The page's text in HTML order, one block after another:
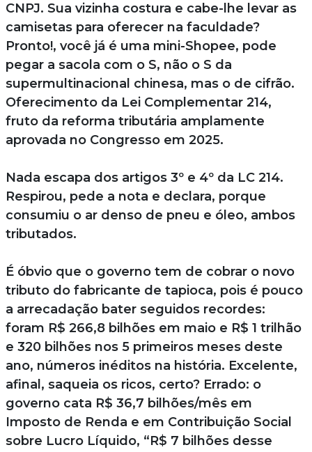
CNPJ. Sua vizinha costura e cabe-lhe levar as
camisetas para oferecer na faculdade?
Pronto!, você já é uma mini-Shopee, pode
pegar a sacola com o S, não o S da
supermultinacional chinesa, mas o de cifrão.
Oferecimento da Lei Complementar 214,
fruto da reforma tributária amplamente
aprovada no Congresso em 2025.
Nada escapa dos artigos 3º e 4º da LC 214.
Respirou, pede a nota e declara, porque
consumiu o ar denso de pneu e óleo, ambos
tributados.
É óbvio que o governo tem de cobrar o novo
tributo do fabricante de tapioca, pois é pouco
a arrecadação bater seguidos recordes:
foram R$ 266,8 bilhões em maio e R$ 1 trilhão
e 320 bilhões nos 5 primeiros meses deste
ano, números inéditos na história. Excelente,
afinal, saqueia os ricos, certo? Errado: o
governo cata R$ 36,7 bilhões/mês em
Imposto de Renda e em Contribuição Social
sobre Lucro Líquido, “R$ 7 bilhões desse